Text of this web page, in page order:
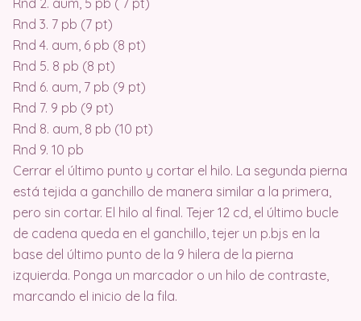
Rnd 2. aum, 5 pb ( 7 pt)
Rnd 3. 7 pb (7 pt)
Rnd 4. aum, 6 pb (8 pt)
Rnd 5. 8 pb (8 pt)
Rnd 6. aum, 7 pb (9 pt)
Rnd 7. 9 pb (9 pt)
Rnd 8. aum, 8 pb (10 pt)
Rnd 9. 10 pb
Cerrar el último punto y cortar el hilo. La segunda pierna
está tejida a ganchillo de manera similar a la primera,
pero sin cortar. El hilo al final. Tejer 12 cd, el último bucle
de cadena queda en el ganchillo, tejer un p.bjs en la
base del último punto de la 9 hilera de la pierna
izquierda. Ponga un marcador o un hilo de contraste,
marcando el inicio de la fila.